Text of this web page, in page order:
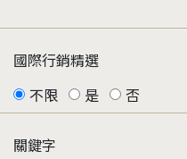
國際行銷精選
不限
是 否
關鍵字